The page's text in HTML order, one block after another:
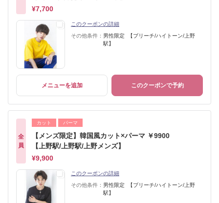
¥7,700
このクーポンの詳細
その他条件： 男性限定 【ブリーチ/ハイトーン/上野
駅】
メニューを追加 このクーポンで予約
全
員
カット パーマ
【メンズ限定】韓国風カット×パーマ ￥9900
【上野駅/上野駅/上野メンズ】
¥9,900
このクーポンの詳細
その他条件： 男性限定 【ブリーチ/ハイトーン/上野
駅】